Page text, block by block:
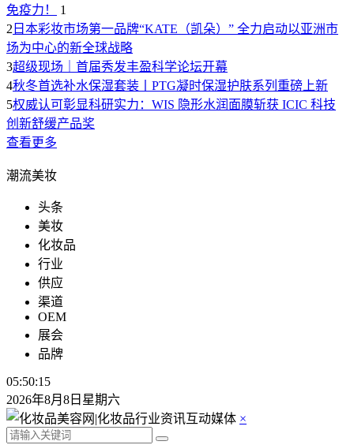
免疫力！
1
2 日本彩妆市场第一品牌“KATE（凯朵）” 全力启动以亚洲市
场为中心的新全球战略
3超级现场｜首届秀发丰盈科学论坛开幕
4秋冬首选补水保湿套装丨PTG凝时保湿护肤系列重磅上新
5权威认可彰显科研实力：WIS 隐形水润面膜斩获 ICIC 科技
创新舒缓产品奖
查看更多
潮流美妆
头条
美妆
化妆品
行业
供应
渠道
OEM
展会
品牌
05:50:16
2026年8月8日星期六
×